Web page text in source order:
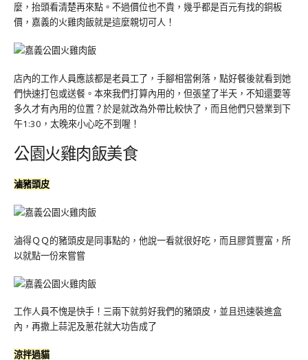
麼，抬頭看清楚再來點。不過價位也不貴，幾乎都是百元有找的銅板
價，嘉義的火雞肉飯就是這麼親切可人！
店內的工作人員應該都是老員工了，手腳相當俐落，點好餐後就看到她
們快速打包或送餐。本來我們打算內用的，但張望了半天，不知還要等
多久才有內用的位置？於是就改為外帶比較快了，而且他們只營業到下
午1:30，太晚來小心吃不到喔！
公園火雞肉飯美食
滷豬頭皮
滷得ＱＱ的豬頭皮是同事點的，他說一看就很好吃，而且膠質豐富，所
以就點一份來嘗嘗
工作人員不愧是快手！三兩下就剪好我們的豬頭皮，並且迅速裝進盒
內，再撒上蒜泥及蔥花就大功告成了
涼拌過貓